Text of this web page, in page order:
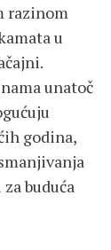
razinom
u
unatoč
godina,
buduća